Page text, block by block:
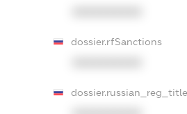
dossier.rfSanctions
dossier.russian_reg_title